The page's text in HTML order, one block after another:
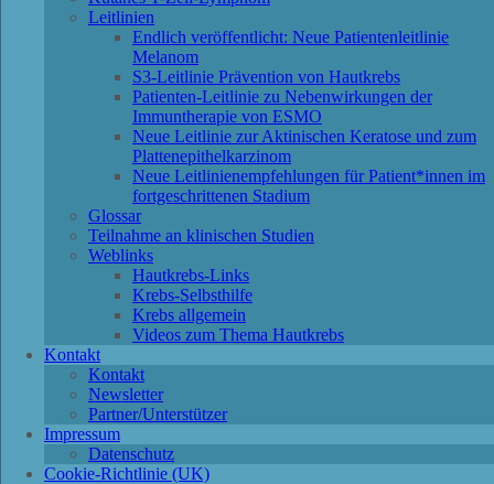
Leitlinien
Endlich veröffentlicht: Neue Patientenleitlinie
Melanom
S3-Leitlinie Prävention von Hautkrebs
Patienten-Leitlinie zu Nebenwirkungen der
Immuntherapie von ESMO
Neue Leitlinie zur Aktinischen Keratose und zum
Plattenepithelkarzinom
Neue Leitlinienempfehlungen für Patient*innen im
fortgeschrittenen Stadium
Glossar
Teilnahme an klinischen Studien
Weblinks
Hautkrebs-Links
Krebs-Selbsthilfe
Krebs allgemein
Videos zum Thema Hautkrebs
Kontakt
Kontakt
Newsletter
Partner/Unterstützer
Impressum
Datenschutz
Cookie-Richtlinie (UK)